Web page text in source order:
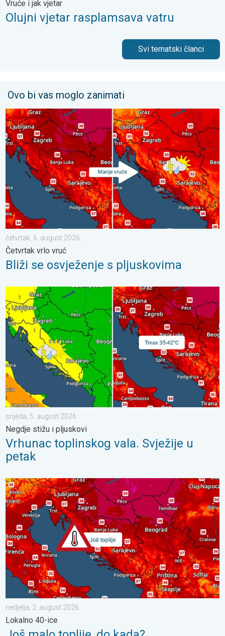
Vruće i jak vjetar
Olujni vjetar rasplamsava vatru
Svi tematski članci
Ovo bi vas moglo zanimati
Bliži se osvježenje s pljuskovima. Četvrtak vrlo vruć. . .
četvrtak, 6. august 2026.
Četvrtak vrlo vruć
Bliži se osvježenje s pljuskovima
Vrhunac toplinskog vala. Svježije u petak. Negdje stižu i
srijeda, 5. august 2026.
Negdje stižu i pljuskovi
Vrhunac toplinskog vala. Svježije u
petak
Još malo toplije, do kada?. Lokalno 40-ice. . . nedjelja, 2.
nedjelja, 2. august 2026.
Lokalno 40-ice